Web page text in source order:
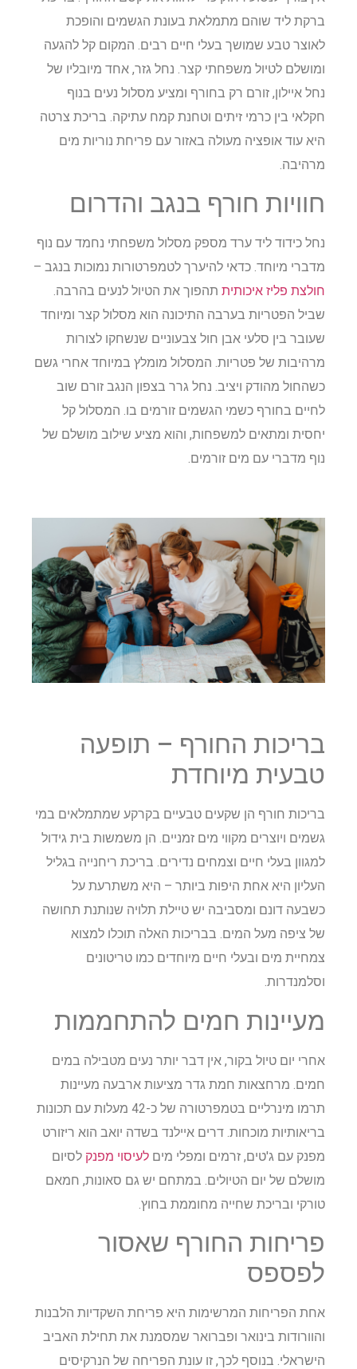
ברקת ליד שוהם מתמלאת בעונת הגשמים והופכת
לאוצר טבע שמושך בעלי חיים רבים. המקום קל להגעה
ומושלם לטיול משפחתי קצר. נחל גזר, אחד מיובליו של
נחל איילון, זורם רק בחורף ומציע מסלול נעים בנוף
חקלאי בין כרמי זיתים וטחנת קמח עתיקה. בריכת צרטה
היא עוד אופציה מעולה באזור עם פריחת נוריות מים
מרהיבה.
חוויות חורף בנגב והדרום
נחל כידוד ליד ערד מספק מסלול משפחתי נחמד עם נוף
מדברי מיוחד. כדאי להיערך לטמפרטורות נמוכות בנגב –
חולצת פליז איכותיתתהפוך את הטיול לנעים בהרבה.
שביל הפטריות בערבה התיכונה הוא מסלול קצר ומיוחד
שעובר בין סלעי אבן חול צבעוניים שנשחקו לצורות
מרהיבות של פטריות. המסלול מומלץ במיוחד אחרי גשם
כשהחול מהודק ויציב. נחל גרר בצפון הנגב זורם שוב
לחיים בחורף כשמי הגשמים זורמים בו. המסלול קל
יחסית ומתאים למשפחות, והוא מציע שילוב מושלם של
נוף מדברי עם מים זורמים.
בריכות החורף – תופעה
טבעית מיוחדת
בריכות חורף הן שקעים טבעיים בקרקע שמתמלאים במי
גשמים ויוצרים מקווי מים זמניים. הן משמשות בית גידול
למגוון בעלי חיים וצמחים נדירים. בריכת ריחנייה בגליל
העליון היא אחת היפות ביותר – היא משתרעת על
כשבעה דונם ומסביבה יש טיילת תלויה שנותנת תחושה
של ציפה מעל המים. בבריכות האלה תוכלו למצוא
צמחיית מים ובעלי חיים מיוחדים כמו טריטונים
וסלמנדרות.
מעיינות חמים להתחממות
אחרי יום טיול בקור, אין דבר יותר נעים מטבילה במים
חמים. מרחצאות חמת גדר מציעות ארבעה מעיינות
תרמו מינרליים בטמפרטורה של כ-42 מעלות עם תכונות
בריאותיות מוכחות. דרים איילנד בשדה יואב הוא ריזורט
מפנק עם ג'טים, זרמים ומפלי מיםלעיסוי מפנקלסיום
מושלם של יום הטיולים. במתחם יש גם סאונות, חמאם
טורקי ובריכת שחייה מחוממת בחוץ.
פריחות החורף שאסור
לפספס
אחת הפריחות המרשימות היא פריחת השקדיות הלבנות
והוורודות בינואר ופברואר שמסמנת את תחילת האביב
הישראלי. בנוסף לכך, זו עונת הפריחה של הנרקיסים